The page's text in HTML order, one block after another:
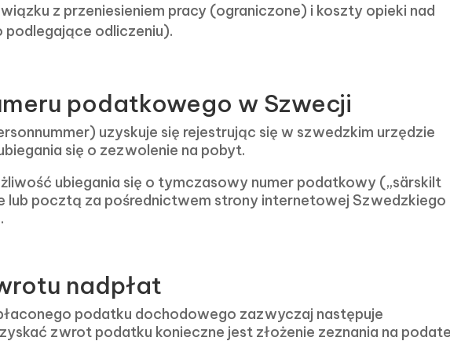
z przeniesieniem pracy (ograniczone) i koszty opieki nad
odliczeniu).
podatkowego w Szwecji
uzyskuje się rejestrując się w szwedzkim urzędzie
się o zezwolenie na pobyt.
ubiegania się o tymczasowy numer podatkowy („särskilt
lub pocztą za pośrednictwem strony internetowej Szwedzkiego
nadpłat
podatku dochodowego zazwyczaj następuje
zwrot podatku konieczne jest złożenie zeznania na